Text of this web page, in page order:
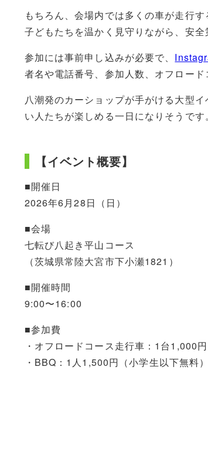
もちろん、会場内では多くの車が走行
子どもたちを温かく見守りながら、安
参加には事前申し込みが必要で、
者名や電話番号、参加人数、オフロー
八潮発のカーショップが手がける大型
い人たちが楽しめる一日になりそうです。
【イベント概要】
■開催日
2026年6月28日（日）
■会場
七転び八起き平山コース
（茨城県常陸大宮市下小瀬1821）
■開催時間
9:00〜16:00
■参加費
・オフロードコース走行車：1台1,000円
・BBQ：1人1,500円（小学生以下無料）